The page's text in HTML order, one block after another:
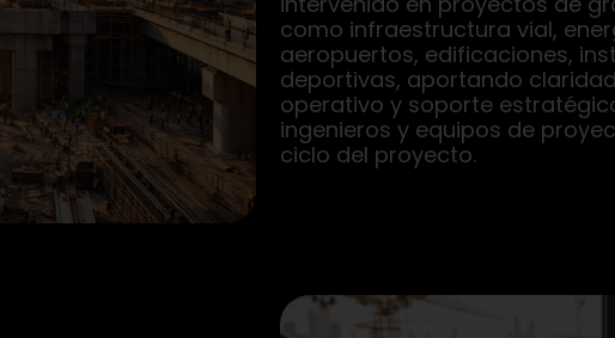
como infraestructura vial,
aeropuertos, edificaciones,
deportivas, aportando
operativo y soporte
ingenieros y equipos de
ciclo del proyecto.